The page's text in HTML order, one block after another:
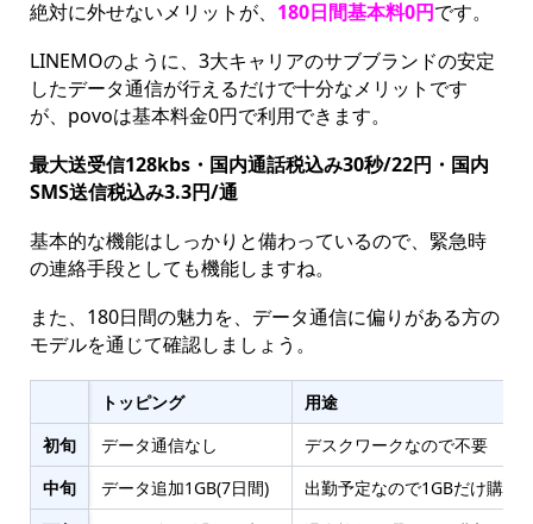
絶対に外せないメリットが、 180日間基本料0円です。
LINEMOのように、3大キャリアのサブブランドの安定
したデータ通信が行えるだけで十分なメリットです
が、povoは基本料金0円で利用できます。
最大送受信128kbs・国内通話税込み30秒/22円・国内
SMS送信税込み3.3円/通
基本的な機能はしっかりと備わっているので、緊急時
の連絡手段としても機能しますね。
また、180日間の魅力を、データ通信に偏りがある方の
モデルを通じて確認しましょう。
トッピング
用途
初旬
データ通信なし
デスクワークなので不要
中旬
データ追加1GB(7日間)
出勤予定なので1GBだけ購入